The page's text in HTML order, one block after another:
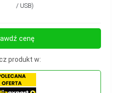
/ USB)
cenę
produkt w: